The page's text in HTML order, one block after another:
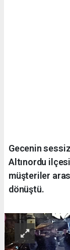
Gecenin
Altınordu
müşteriler
dönüştü.